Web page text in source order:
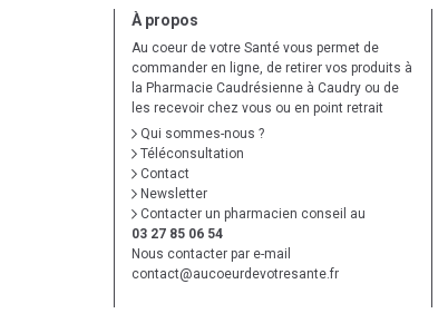
À propos
Au coeur de votre Santé vous permet de
commander en ligne, de retirer vos produits à
la Pharmacie Caudrésienne à Caudry ou de
les recevoir chez vous ou en point retrait
Qui sommes-nous ?
Téléconsultation
Contact
Newsletter
Contacter un pharmacien conseil au
03 27 85 06 54
Nous contacter par e-mail
contact@aucoeurdevotresante.fr